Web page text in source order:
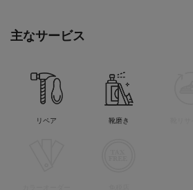
主なサービス
リペア 靴磨き